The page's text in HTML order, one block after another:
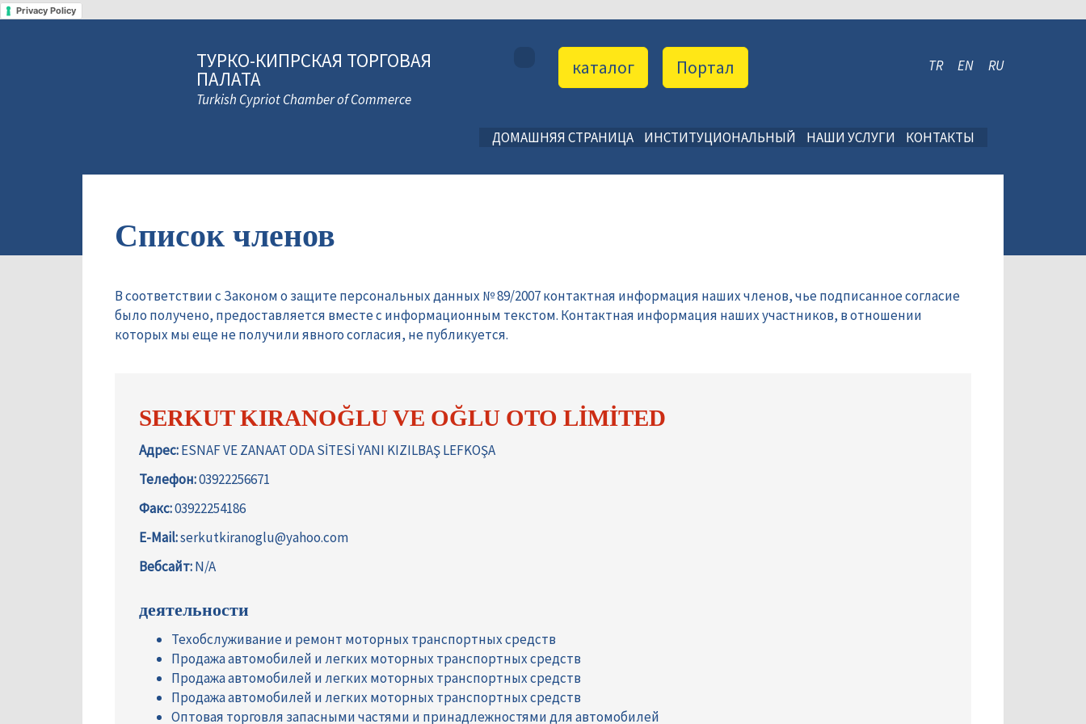
Privacy Policy
ТУРКО-КИПРСКАЯ ТОРГОВАЯ
ПАЛАТА
Turkish Cypriot Chamber of Commerce
TR EN RU
Портал
каталог
ДОМАШНЯЯ СТРАНИЦА ИНСТИТУЦИОНАЛЬНЫЙ НАШИ УСЛУГИ КОНТАКТЫ
Список членов
В соответствии с Законом о защите персональных данных № 89/2007 контактная информация наших членов, чье подписанное согласие
было получено, предоставляется вместе с информационным текстом. Контактная информация наших участников, в отношении
которых мы еще не получили явного согласия, не публикуется.
SERKUT KIRANOĞLU VE OĞLU OTO LİMİTED
Адрес:ESNAF VE ZANAAT ODA SİTESİ YANI KIZILBAŞ LEFKOŞA
Телефон:03922256671
Факс:03922254186
E-Mail:serkutkiranoglu@yahoo.com
Вебсайт:N/A
деятельности
Техобслуживание и ремонт моторных транспортных средств
Продажа автомобилей и легких моторных транспортных средств
Продажа автомобилей и легких моторных транспортных средств
Продажа автомобилей и легких моторных транспортных средств
Оптовая торговля запасными частями и принадлежностями для автомобилей